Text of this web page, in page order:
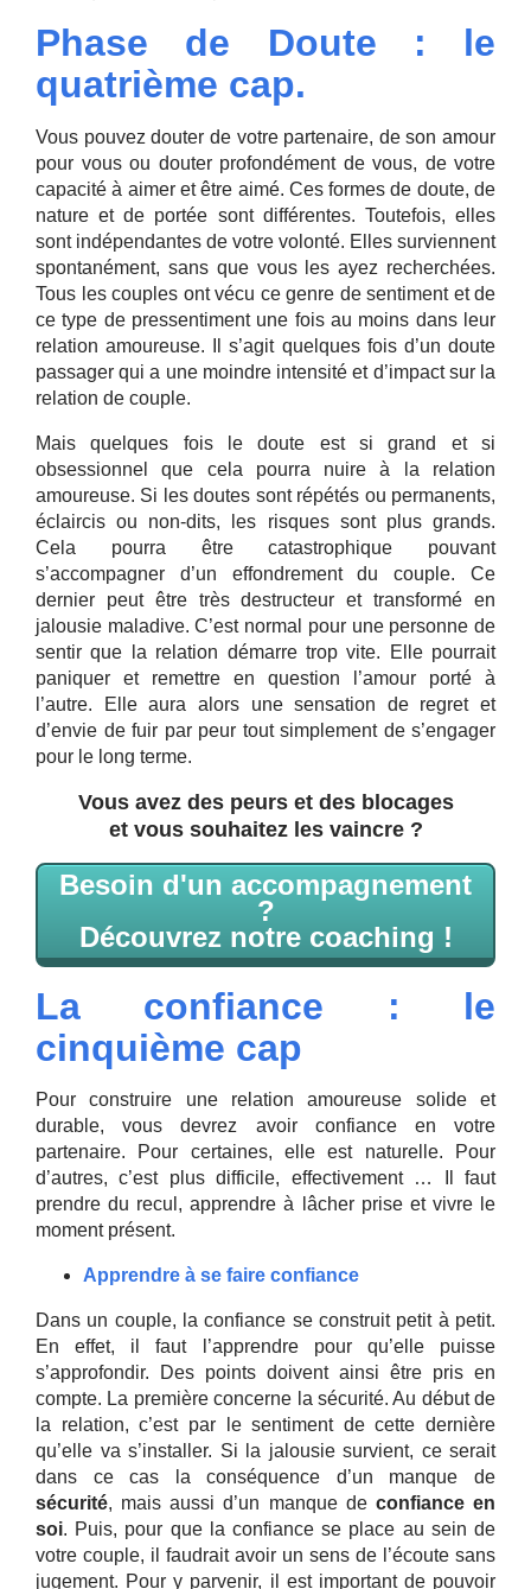
Phase de Doute : le
quatrième cap.
Vous pouvez douter de votre partenaire, de son amour
pour vous ou douter profondément de vous, de votre
capacité à aimer et être aimé. Ces formes de doute, de
nature et de portée sont différentes. Toutefois, elles
sont indépendantes de votre volonté. Elles surviennent
spontanément, sans que vous les ayez recherchées.
Tous les couples ont vécu ce genre de sentiment et de
ce type de pressentiment une fois au moins dans leur
relation amoureuse. Il s’agit quelques fois d’un doute
passager qui a une moindre intensité et d’impact sur la
relation de couple.
Mais quelques fois le doute est si grand et si
obsessionnel que cela pourra nuire à la relation
amoureuse. Si les doutes sont répétés ou permanents,
éclaircis ou non-dits, les risques sont plus grands.
Cela pourra être catastrophique pouvant
s’accompagner d’un effondrement du couple. Ce
dernier peut être très destructeur et transformé en
jalousie maladive. C’est normal pour une personne de
sentir que la relation démarre trop vite. Elle pourrait
paniquer et remettre en question l’amour porté à
l’autre. Elle aura alors une sensation de regret et
d’envie de fuir par peur tout simplement de s’engager
pour le long terme.
Vous avez des peurs et des blocages
et vous souhaitez les vaincre ?
Besoin d'un accompagnement
?
Découvrez notre coaching !
La confiance : le
cinquième cap
Pour construire une relation amoureuse solide et
durable, vous devrez avoir confiance en votre
partenaire. Pour certaines, elle est naturelle. Pour
d’autres, c’est plus difficile, effectivement … Il faut
prendre du recul, apprendre à lâcher prise et vivre le
moment présent.
Apprendre à se faire confiance
Dans un couple, la confiance se construit petit à petit.
En effet, il faut l’apprendre pour qu’elle puisse
s’approfondir. Des points doivent ainsi être pris en
compte. La première concerne la sécurité. Au début de
la relation, c’est par le sentiment de cette dernière
qu’elle va s’installer. Si la jalousie survient, ce serait
dans ce cas la conséquence d’un manque de
sécurité, mais aussi d’un manque de confiance en
soi. Puis, pour que la confiance se place au sein de
votre couple, il faudrait avoir un sens de l’écoute sans
jugement. Pour y parvenir, il est important de pouvoir